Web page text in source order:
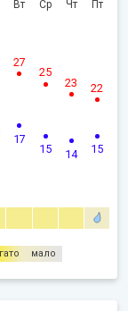
Вт
17
27
Ср
15
25
Чт
14
23
Пт
15
22
мало